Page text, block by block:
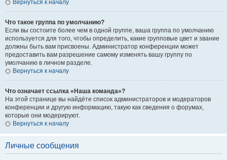
Вернуться к началу
Что такое группа по умолчанию?
Если вы состоите более чем в одной группе, ваша группа по умолчанию
используется для того, чтобы определить, какие групповые цвет и звание
должны быть вам присвоены. Администратор конференции может
предоставить вам разрешение самому изменять вашу группу по
умолчанию в личном разделе.
Вернуться к началу
Что означает ссылка «Наша команда»?
На этой странице вы найдёте список администраторов и модераторов
конференции и другую информацию, такую как сведения о форумах,
которые они модерируют.
Вернуться к началу
Личные сообщения